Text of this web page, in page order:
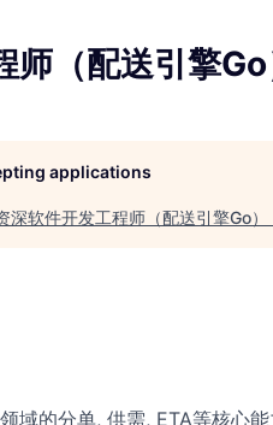
师（配送引擎
applications
深软件开发工程师（配送引擎Go
域的分单, 供需, ETA等核心